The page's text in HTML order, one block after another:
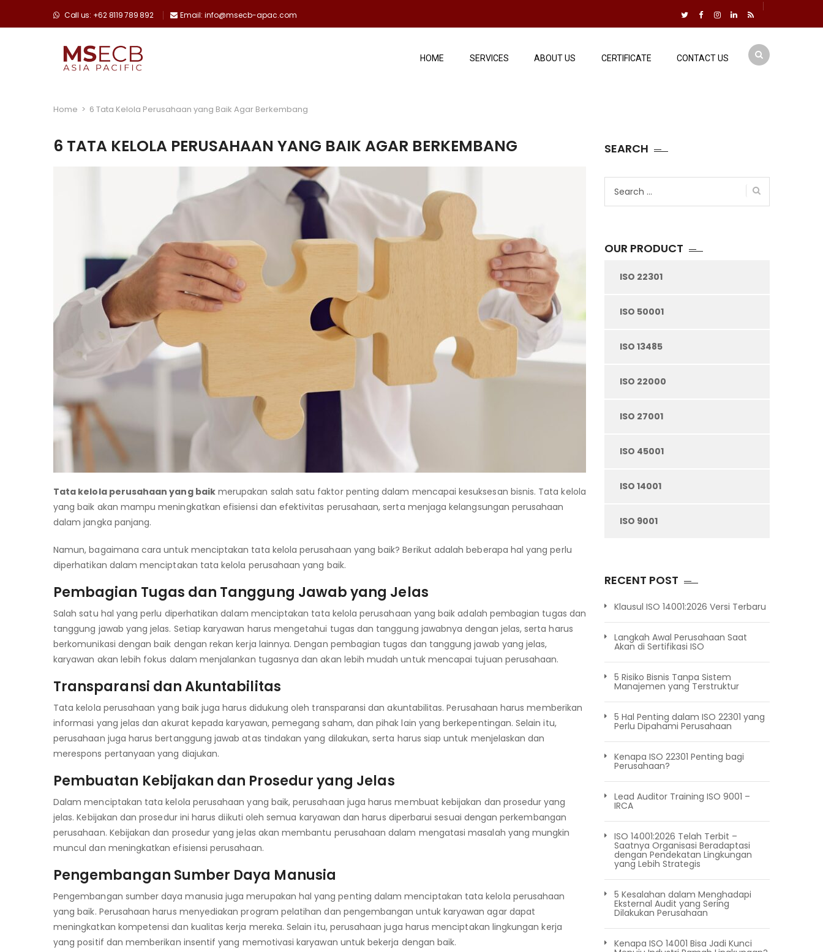
Call us: +62 8119 789 892 Email: info@msecb-apac.com
HOME SERVICES ABOUT US CERTIFICATE CONTACT US
Home > 6 Tata Kelola Perusahaan yang Baik Agar Berkembang
6 TATA KELOLA PERUSAHAAN YANG BAIK AGAR BERKEMBANG
Tata kelola perusahaan yang baikmerupakan salah satu faktor penting dalam mencapai kesuksesan bisnis. Tata kelola
yang baik akan mampu meningkatkan efisiensi dan efektivitas perusahaan, serta menjaga kelangsungan perusahaan
dalam jangka panjang.
Namun, bagaimana cara untuk menciptakan tata kelola perusahaan yang baik? Berikut adalah beberapa hal yang perlu
diperhatikan dalam menciptakan tata kelola perusahaan yang baik.
Pembagian Tugas dan Tanggung Jawab yang Jelas
Salah satu hal yang perlu diperhatikan dalam menciptakan tata kelola perusahaan yang baik adalah pembagian tugas dan
tanggung jawab yang jelas. Setiap karyawan harus mengetahui tugas dan tanggung jawabnya dengan jelas, serta harus
berkomunikasi dengan baik dengan rekan kerja lainnya. Dengan pembagian tugas dan tanggung jawab yang jelas,
karyawan akan lebih fokus dalam menjalankan tugasnya dan akan lebih mudah untuk mencapai tujuan perusahaan.
Transparansi dan Akuntabilitas
Tata kelola perusahaan yang baik juga harus didukung oleh transparansi dan akuntabilitas. Perusahaan harus memberikan
informasi yang jelas dan akurat kepada karyawan, pemegang saham, dan pihak lain yang berkepentingan. Selain itu,
perusahaan juga harus bertanggung jawab atas tindakan yang dilakukan, serta harus siap untuk menjelaskan dan
merespons pertanyaan yang diajukan.
Pembuatan Kebijakan dan Prosedur yang Jelas
Dalam menciptakan tata kelola perusahaan yang baik, perusahaan juga harus membuat kebijakan dan prosedur yang
jelas. Kebijakan dan prosedur ini harus diikuti oleh semua karyawan dan harus diperbarui sesuai dengan perkembangan
perusahaan. Kebijakan dan prosedur yang jelas akan membantu perusahaan dalam mengatasi masalah yang mungkin
muncul dan meningkatkan efisiensi perusahaan.
Pengembangan Sumber Daya Manusia
Pengembangan sumber daya manusia juga merupakan hal yang penting dalam menciptakan tata kelola perusahaan
yang baik. Perusahaan harus menyediakan program pelatihan dan pengembangan untuk karyawan agar dapat
meningkatkan kompetensi dan kualitas kerja mereka. Selain itu, perusahaan juga harus menciptakan lingkungan kerja
yang positif dan memberikan insentif yang memotivasi karyawan untuk bekerja dengan baik.
SEARCH
OUR PRODUCT
ISO 22301
ISO 50001
ISO 13485
ISO 22000
ISO 27001
ISO 45001
ISO 14001
ISO 9001
RECENT POST
Klausul ISO 14001:2026 Versi Terbaru
Langkah Awal Perusahaan Saat
Akan di Sertifikasi ISO
5 Risiko Bisnis Tanpa Sistem
Manajemen yang Terstruktur
5 Hal Penting dalam ISO 22301 yang
Perlu Dipahami Perusahaan
Kenapa ISO 22301 Penting bagi
Perusahaan?
Lead Auditor Training ISO 9001 –
IRCA
ISO 14001:2026 Telah Terbit –
Saatnya Organisasi Beradaptasi
dengan Pendekatan Lingkungan
yang Lebih Strategis
5 Kesalahan dalam Menghadapi
Eksternal Audit yang Sering
Dilakukan Perusahaan
Kenapa ISO 14001 Bisa Jadi Kunci